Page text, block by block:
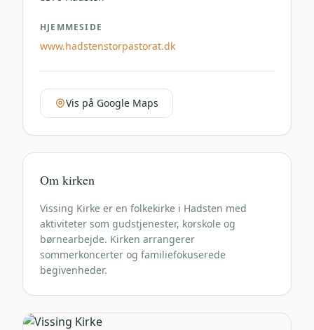
HJEMMESIDE
www.hadstenstorpastorat.dk
Vis på Google Maps
Om kirken
Vissing Kirke er en folkekirke i Hadsten med
aktiviteter som gudstjenester, korskole og
børnearbejde. Kirken arrangerer
sommerkoncerter og familiefokuserede
begivenheder.